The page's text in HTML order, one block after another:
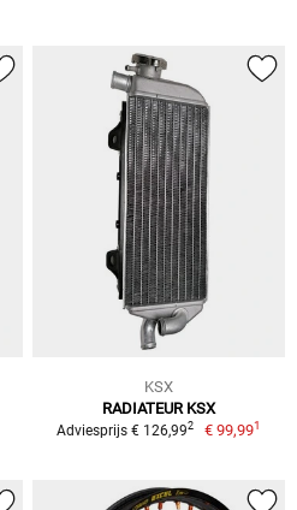
KSX
RADIATEUR KSX
Adviesprijs € 126,992 € 99,991